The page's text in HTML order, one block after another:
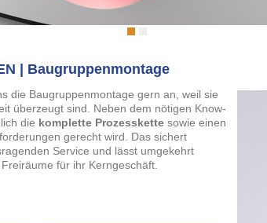
| Baugruppenmontage
die Baugruppenmontage gern an, weil sie
überzeugt sind. Neben dem nötigen Know-
die komplette Prozesskette sowie einen
gerecht wird. Das sichert
Service und lässt umgekehrt
für ihr Kerngeschäft.